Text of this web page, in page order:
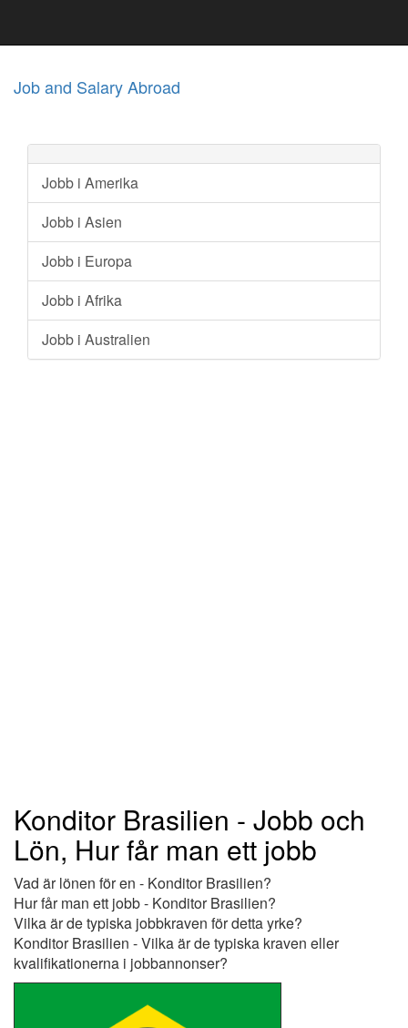
Job and Salary Abroad
Jobb i Amerika
Jobb i Asien
Jobb i Europa
Jobb i Afrika
Jobb i Australien
Konditor Brasilien - Jobb och
Lön, Hur får man ett jobb
Vad är lönen för en - Konditor Brasilien?
Hur får man ett jobb - Konditor Brasilien?
Vilka är de typiska jobbkraven för detta yrke?
Konditor Brasilien - Vilka är de typiska kraven eller
kvalifikationerna i jobbannonser?